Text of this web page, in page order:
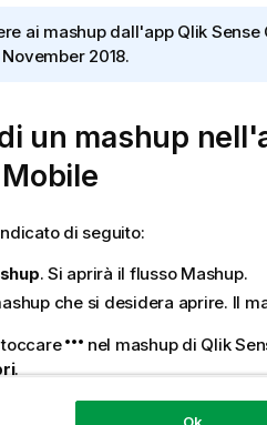
ai mashup dall'app Qlik
2018.
un mashup
di seguito:
. Si aprirà il flusso Mashup.
che si desidera aprire. Il
toccare
nel mashup di Qlik
.